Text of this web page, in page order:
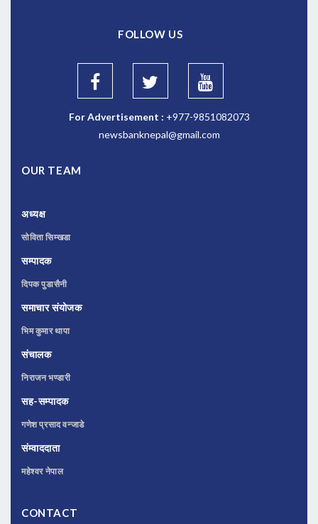
FOLLOW US
For Advertisement : +977-9851082073
newsbanknepal@gmail.com
OUR TEAM
अध्यक्ष
सोविता सिम्खडा
सम्पादक
दिपक पुडासैनी
समाचार संयोजक
भिम कुमार थापा
संचालक
निराजन भण्डारी
सह-सम्पादक
गणेश प्रसाद वन्जाडे
संम्वाददाता
महेश्वर नेपाल
CONTACT